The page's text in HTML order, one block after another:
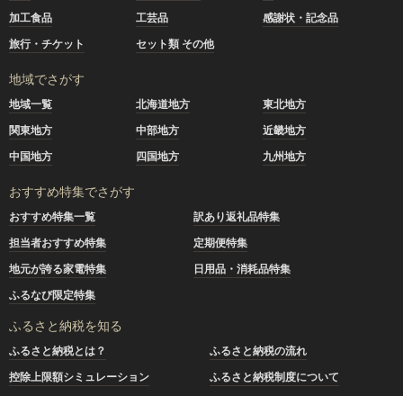
加工食品
工芸品
感謝状・記念品
旅行・チケット
セット類 その他
地域でさがす
地域一覧 北海道地方
東北地方
関東地方
中部地方
近畿地方
中国地方
四国地方 九州地方
おすすめ特集でさがす
おすすめ特集一覧
訳あり返礼品特集
担当者おすすめ特集
定期便特集
地元が誇る家電特集
日用品・消耗品特集
ふるなび限定特集
ふるさと納税を知る
ふるさと納税とは？
ふるさと納税の流れ
控除上限額シミュレーション
ふるさと納税制度について